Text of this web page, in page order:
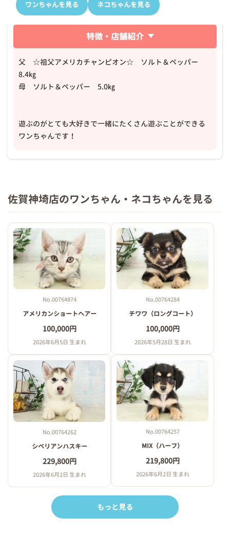
ワンちゃんを見る ネコちゃんを見る
特徴・店舗紹介
父 ☆祖父アメリカチャンピオン☆ ソルト＆ペッパー
8.4㎏
母 ソルト＆ペッパー 5.0㎏
遊ぶのがとても大好きで一緒にたくさん遊ぶことができる
ワンちゃんです！
佐賀神埼店のワンちゃん・ネコちゃんを見る
No.00764874
アメリカンショートヘアー
100,000円
2026年6月5日 生まれ
No.00764284
チワワ（ロングコート）
100,000円
2026年5月28日 生まれ
No.00764262
シベリアンハスキー
229,800円
2026年6月2日 生まれ
No.00764257
MIX（ハーフ）
219,800円
2026年6月2日 生まれ
もっと見る